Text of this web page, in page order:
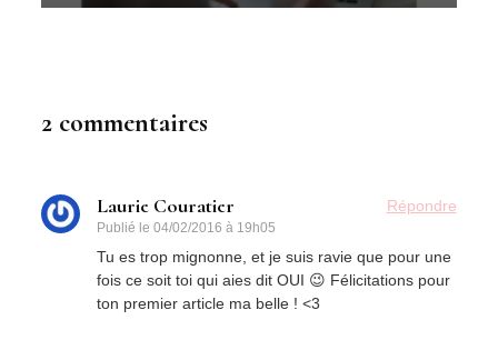
2 commentaires
Laurie Couratier
Publié le04/02/2016 à 19h05
Répondre
Tu es trop mignonne, et je suis ravie que pour une
fois ce soit toi qui aies dit OUI 😉 Félicitations pour
ton premier article ma belle ! <3